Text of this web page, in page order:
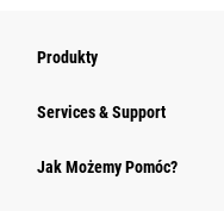
Produkty
Services & Support
Jak Możemy Pomóc?